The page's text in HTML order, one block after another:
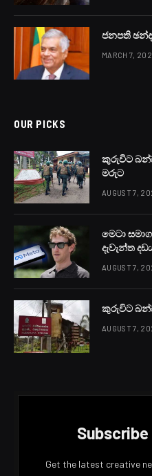
ජනපති
MARCH 7,
OUR PICKS
කුරුවිට
මරුට
AUGUST 7,
මෙටා
දැවැන්ත
AUGUST 7,
කුරුවිට
AUGUST 7,
Get the latest creative